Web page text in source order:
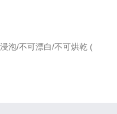
泡/不可漂白/不可烘乾 (